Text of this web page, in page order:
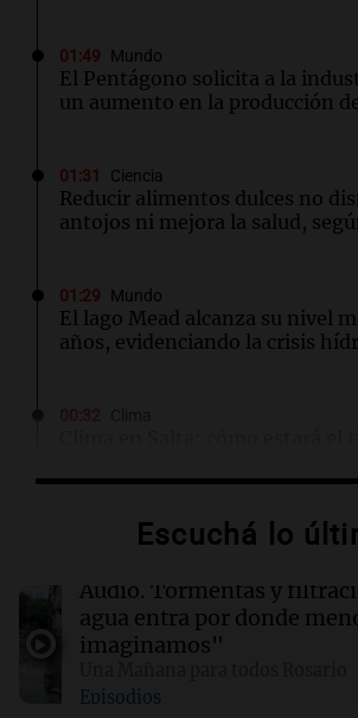
01:49 Mundo
El Pentágono solicita a la
un aumento en la producción
01:31 Ciencia
Reducir alimentos dulces no
antojos ni mejora la salud,
01:29 Mundo
El lago Mead alcanza su nivel
años, evidenciando la crisis
Clima
este domingo 9 de agosto
00:21 Clima
este domingo 9 de agosto
Escuchá lo
Audio. Tormentas y
agua entra por donde
imaginamos"
Episodios